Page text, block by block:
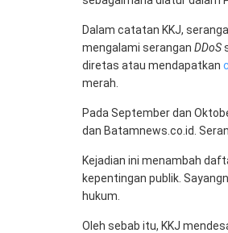
Dalam catatan KKJ,
mengalami serangan DDoS
diretas atau mendapatkan
merah.
Pada September dan
dan Batamnews.co.id.
Kejadian ini menambah
kepentingan publik.
hukum.
Oleh sebab itu, KKJ